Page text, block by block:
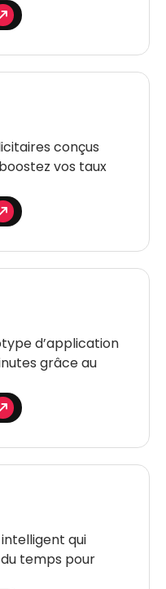
conçus
vos taux
d’application
grâce au
qui
temps pour